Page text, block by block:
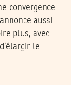
convergence
aussi
plus, avec
le